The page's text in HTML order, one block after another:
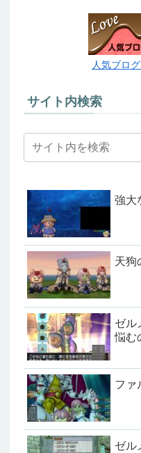
人気ブロ
サイト内検索
強大
天狗
ゼ
悩む
ファ
ゼ